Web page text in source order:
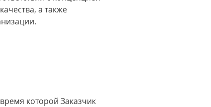
а также
которой Заказчик